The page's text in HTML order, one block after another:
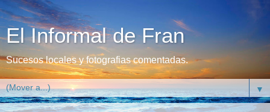
El Informal de Fran
Sucesos locales y fotografias comentadas.
▼